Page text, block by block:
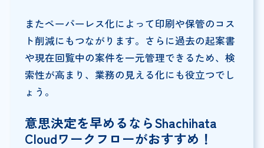
またペーパーレス化によって印刷や保管のコス
ト削減にもつながります。さらに過去の起案書
や現在回覧中の案件を一元管理できるため、検
索性が高まり、業務の見える化にも役立つでし
ょう。
意思決定を早めるならShachihata
Cloudワークフローがおすすめ！